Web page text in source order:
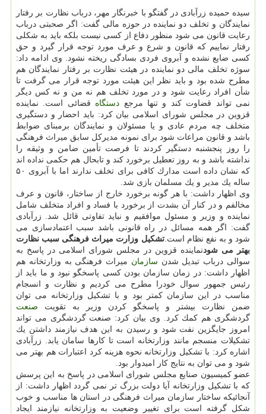
سیده حمیده زرآبادی در گفتگو با خبرنگار مهر، درباب نظارت بر رفتار
نمایندگان و تخلف دو نماینده در حوزه مالی گفت: اگر صحبتی درباب
رعایت قانون می شود منظور دفاع از كسی نیست بلكه باید به شكلی
رفتار نماییم كه قانون و شرع و عرف مورد توجه قرار گیرد و حق
كسی ضایع نشده و آبروی فردی بسادگی ریخته نشود. وی ادامه داد:
سوژه تخلف مالی دو نماینده در هیئت نظارت بر رفتار نمایندگان هم
مطرح شده بود و باید نظر این هیئت مورد توجه قرار می گرفت تا
شأن افراد رعایت شود و در مورد تخلف هم نه من و نه كس دیگر
نمی تواند قضاوت كند و تنها مرجع دستگاه قضائی است. نماینده
قزوین در مجلس شورای اسلامی بیان كرد: باید احضار و دستگیری
متخلف چه مردم عادی و یا مسئولان و نمایندگان برمبنای ضوابط
باشد و قانون مراعات شود برای نمونه مدیركل سابق میراث فرهنگی
را روز پنجشنبه دستگیر كردند تا فرصت تأمین ضامن و وثیقه را
نداشته باشد و به روز تعطیل برخورد كند و تابحال هم حكمی نداده اند
كه نشان داده است مدارك كافی برای تخلف ندارند اما با آبروی ۵۰
ساله یك مدیر و یك مسلمان بازی شد.
وی اظهار داشت: با هر گونه برخورد خارج از ساختار، قانون و عرف
مخالفم و در كنار آن بشدت از برخورد با فساد و افراد متخلف شامل
نماینده و وزیر و مسئول موافقیم و نباید تفاوتی قائل شد. زرآبادی
گفت: اگر همه مسائل در راه قانونی باشد سبب اعتمادسازی می
شود و به نفع نظام است.تشكیل وزارت میراث فرهنگی سبب نظارت
بهتر می شودنماینده قزوین در مجلس شورای اسلامی در پاسخ به
سوالی درباب تبدیل شدن سازمان میراث فرهنگی به وزارتخانه هم
اظهار داشت: در زمان سازمان بودن كسی پاسخگو نبود و ما باید از
رئیس جمهور سوال خودرا مطرح می كردیم و نظارت و انسجام
مناسب در این سازمان كمتر بود و با تشكیل وزارتخانه می توان
ضمن نظارت بیشتر و پاسخگو كردن وزیر به تقویت صنعت
گردشگری هم كمك كرد. وی بیان كرد: صنعت گردشگری می تواند
امروز جایگزین نفت شود و رسیدن به این هدف نیازمند داشتن یك
تشكیلات منسجم مانند وزارتخانه است تا كارها سامان یابد. زرآبادی
اشاره كرد: با تشكیل وزارتخانه نحوه هزینه كرد اعتبارات هم بهتر می
شود و می توان به نتایج كار امیدوار بود.
عضو كمیسیون صنایع مجلس شورای اسلامی در پاسخ به این پرسش
كه با تشكیل وزارتخانه آیا دولت بزرگ تر نمی گردد اظهار داشت: از
آنجائیكه ساختار سازمان میراث فرهنگی در استان ها مناسب و خوب
شكل گرفته است برای تغییر وضعیت به وزارتخانه نیازمند ایجاد